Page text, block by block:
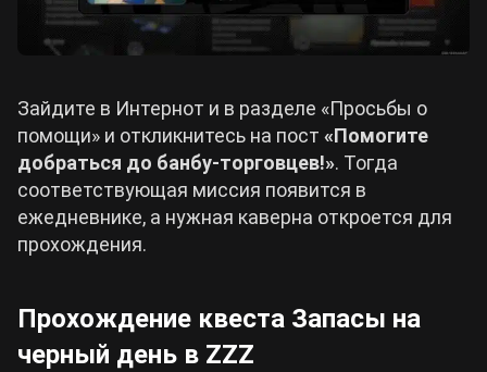
Зайдите в Интернот и в разделе «Просьбы о
помощи» и откликнитесь на пост «Помогите
добраться до банбу-торговцев!». Тогда
соответствующая миссия появится в
ежедневнике, а нужная каверна откроется для
прохождения.
Прохождение квеста Запасы на
черный день в ZZZ